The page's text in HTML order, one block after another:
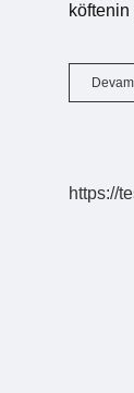
https://